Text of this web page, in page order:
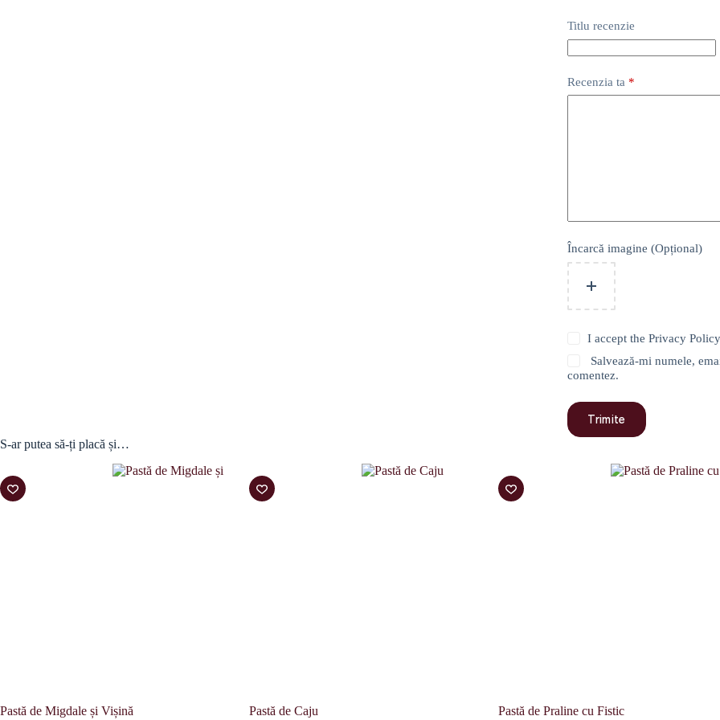
Titlu recenzie
Recenzia ta *
Încarcă imagine (Opțional)
I accept the Privacy Policy
Salvează-mi numele,
comentez.
Trimite
S-ar putea să-ți placă și…
Pastă de Migdale și Vișină Pastă de Caju Pastă de Praline cu Fistic